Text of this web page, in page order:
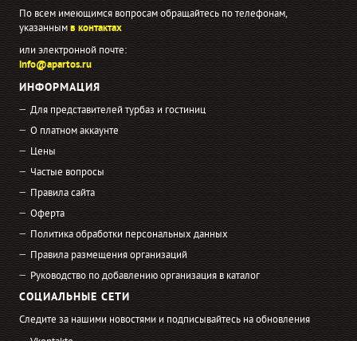
По всем имеющимся вопросам обращайтесь по телефонам,
указаннымв контактах
или электронной почте:
info@apartos.ru
ИНФОРМАЦИЯ
Для представителей турбаз и гостиниц
О платном аккаунте
Цены
Частые вопросы
Правила сайта
Оферта
Политика обработки персональных данных
Правила размещения организаций
Руководство по добавлению организация в каталог
СОЦИАЛЬНЫЕ СЕТИ
Следите за нашими новостями и подписывайтесь на обновления